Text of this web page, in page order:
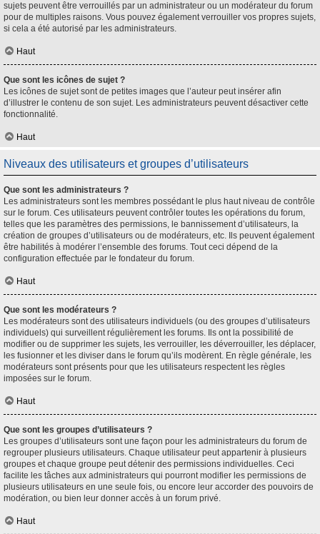
sujets peuvent être verrouillés par un administrateur ou un modérateur du forum
pour de multiples raisons. Vous pouvez également verrouiller vos propres sujets,
si cela a été autorisé par les administrateurs.
Haut
Que sont les icônes de sujet ?
Les icônes de sujet sont de petites images que l’auteur peut insérer afin
d’illustrer le contenu de son sujet. Les administrateurs peuvent désactiver cette
fonctionnalité.
Haut
Niveaux des utilisateurs et groupes d’utilisateurs
Que sont les administrateurs ?
Les administrateurs sont les membres possédant le plus haut niveau de contrôle
sur le forum. Ces utilisateurs peuvent contrôler toutes les opérations du forum,
telles que les paramètres des permissions, le bannissement d’utilisateurs, la
création de groupes d’utilisateurs ou de modérateurs, etc. Ils peuvent également
être habilités à modérer l’ensemble des forums. Tout ceci dépend de la
configuration effectuée par le fondateur du forum.
Haut
Que sont les modérateurs ?
Les modérateurs sont des utilisateurs individuels (ou des groupes d’utilisateurs
individuels) qui surveillent régulièrement les forums. Ils ont la possibilité de
modifier ou de supprimer les sujets, les verrouiller, les déverrouiller, les déplacer,
les fusionner et les diviser dans le forum qu’ils modèrent. En règle générale, les
modérateurs sont présents pour que les utilisateurs respectent les règles
imposées sur le forum.
Haut
Que sont les groupes d’utilisateurs ?
Les groupes d’utilisateurs sont une façon pour les administrateurs du forum de
regrouper plusieurs utilisateurs. Chaque utilisateur peut appartenir à plusieurs
groupes et chaque groupe peut détenir des permissions individuelles. Ceci
facilite les tâches aux administrateurs qui pourront modifier les permissions de
plusieurs utilisateurs en une seule fois, ou encore leur accorder des pouvoirs de
modération, ou bien leur donner accès à un forum privé.
Haut